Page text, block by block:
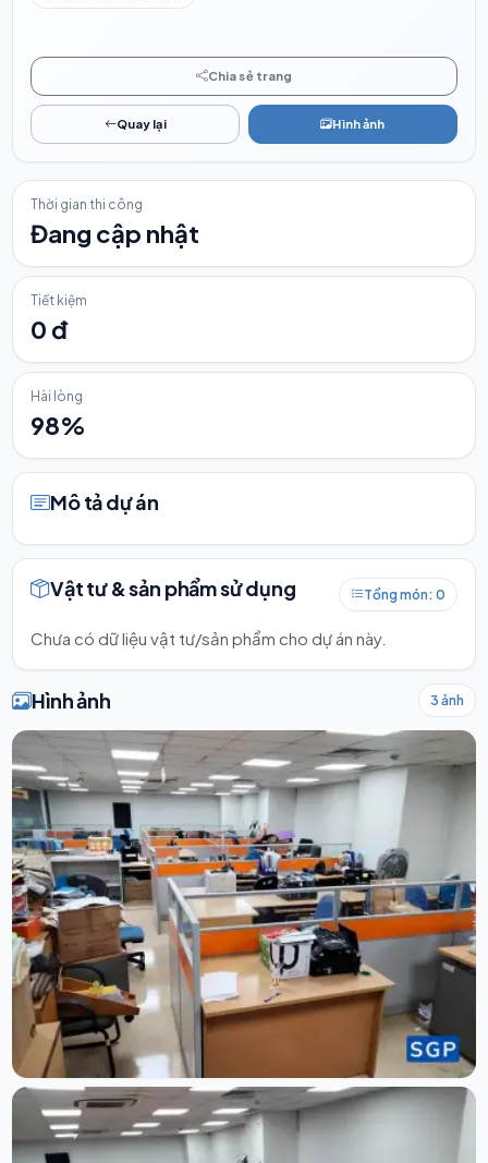
Chia sẻ trang
Quay lại Hình ảnh
Thời gian thi công
Đang cập nhật
Tiết kiệm
0 đ
Hài lòng
98%
Mô tả dự án
Vật tư & sản phẩm sử dụng Tổng món: 0
Chưa có dữ liệu vật tư/sản phẩm cho dự án này.
Hình ảnh 3 ảnh